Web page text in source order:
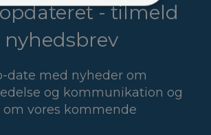
- tilmeld
nyhedsbrev
date med nyheder om
og kommunikation og
vores kommende